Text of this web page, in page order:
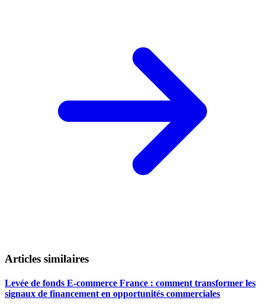
Articles similaires
Levée de fonds E-commerce France : comment transformer les
signaux de financement en opportunités commerciales